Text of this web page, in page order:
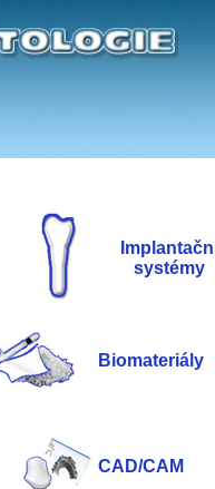
systémy
Biomateriály
CAD/CAM